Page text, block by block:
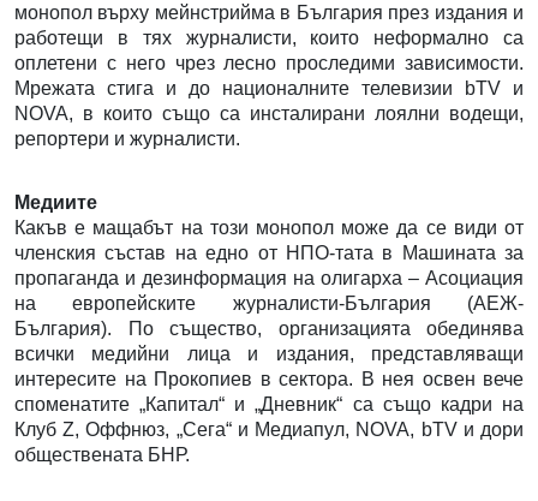
монопол върху мейнстрийма в България през издания и
работещи в тях журналисти, които неформално са
оплетени с него чрез лесно проследими зависимости.
Мрежата стига и до националните телевизии bTV и
NOVA, в които също са инсталирани лоялни водещи,
репортери и журналисти.
Медиите
Какъв е мащабът на този монопол може да се види от
членския състав на едно от НПО-тата в Машината за
пропаганда и дезинформация на олигарха – Асоциация
на европейските журналисти-България (АЕЖ-
България). По същество, организацията обединява
всички медийни лица и издания, представляващи
интересите на Прокопиев в сектора. В нея освен вече
споменатите „Капитал“ и „Дневник“ са също кадри на
Клуб Z, Оффнюз, „Сега“ и Медиапул, NOVA, bTV и дори
обществената БНР.